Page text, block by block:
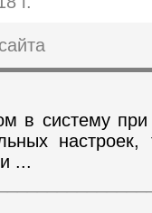
в систему
...